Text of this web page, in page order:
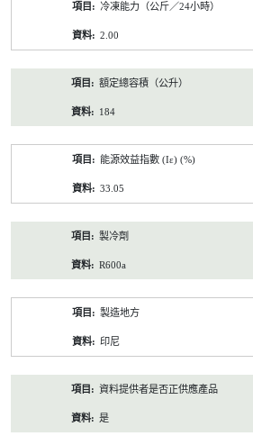
冷凍能力（公斤／24小時）
2.00
額定總容積（公升）
184
能源效益指數 (Iε) (%)
33.05
製冷劑
R600a
製造地方
印尼
資料提供者是否正供應產品
是